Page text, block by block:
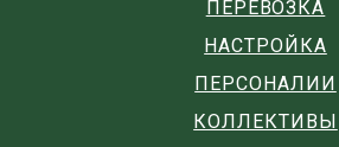
ПЕРЕВОЗКА
НАСТРОЙКА
ПЕРСОНАЛИИ
КОЛЛЕКТИВЫ